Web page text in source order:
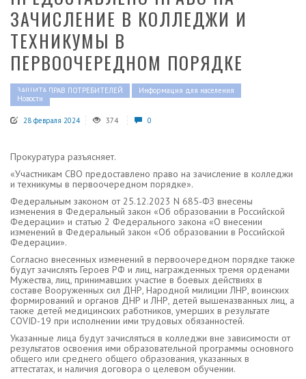
ЗАЧИСЛЕНИЕ В КОЛЛЕДЖИ И
ТЕХНИКУМЫ В
ПЕРВООЧЕРЕДНОМ ПОРЯДКЕ
ЗАЩИТА ПРАВ ПОТРЕБИТЕЛЕЙ
Информация для населения
Новости
28 февраля 2024 374 0
Прокуратура разъясняет.
«Участникам СВО предоставлено право на зачисление в колледжи
и техникумы в первоочередном порядке».
Федеральным законом от 25.12.2023 N 685-ФЗ внесены
изменения в Федеральный закон «Об образовании в Российской
Федерации» и статью 2 Федерального закона «О внесении
изменений в Федеральный закон «Об образовании в Российской
Федерации».
Согласно внесенных изменений в первоочередном порядке также
будут зачислять Героев РФ и лиц, награжденных тремя орденами
Мужества, лиц, принимавших участие в боевых действиях в
составе Вооруженных сил ДНР, Народной милиции ЛНР, воинских
формирований и органов ДНР и ЛНР, детей вышеназванных лиц, а
также детей медицинских работников, умерших в результате
COVID-19 при исполнении ими трудовых обязанностей.
Указанные лица будут зачисляться в колледжи вне зависимости от
результатов освоения ими образовательной программы основного
общего или среднего общего образования, указанных в
аттестатах, и наличия договора о целевом обучении.